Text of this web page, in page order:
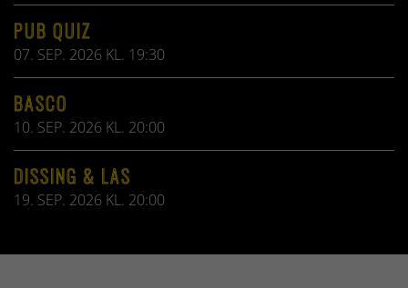
PUB QUIZ
07. SEP. 2026 KL. 19:30
BASCO
10. SEP. 2026 KL. 20:00
DISSING & LAS
19. SEP. 2026 KL. 20:00